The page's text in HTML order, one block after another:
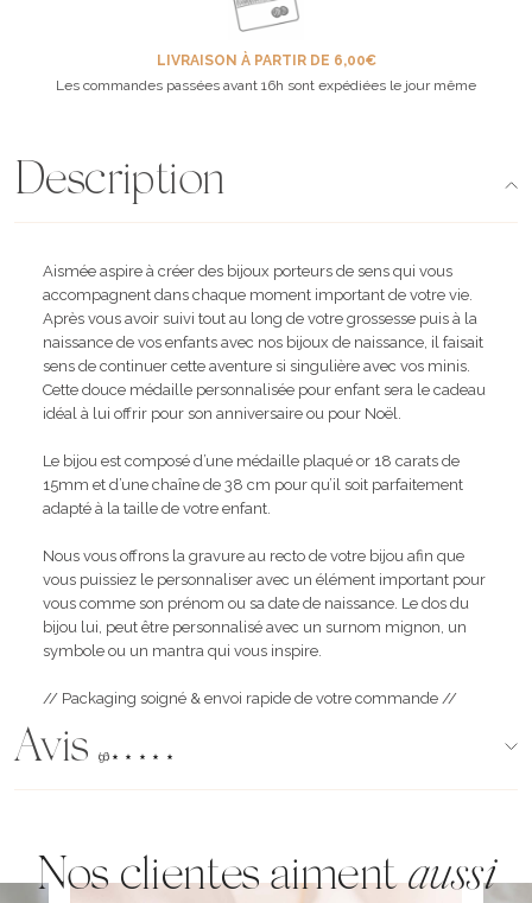
LIVRAISON À PARTIR DE 6,00€
Les commandes passées avant 16h sont expédiées le jour même
Description
Aismée aspire à créer des bijoux porteurs de sens qui vous
accompagnent dans chaque moment important de votre vie.
Après vous avoir suivi tout au long de votre grossesse puis à la
naissance de vos enfants avec nos bijoux de naissance, il faisait
sens de continuer cette aventure si singulière avec vos minis.
Cette douce médaille personnalisée pour enfant sera le cadeau
idéal à lui offrir pour son anniversaire ou pour Noël.
Le bijou est composé d’une médaille plaqué or 18 carats de
15mm et d’une chaîne de 38 cm pour qu’il soit parfaitement
adapté à la taille de votre enfant.
Nous vous offrons la gravure au recto de votre bijou afin que
vous puissiez le personnaliser avec un élément important pour
vous comme son prénom ou sa date de naissance. Le dos du
bijou lui, peut être personnalisé avec un surnom mignon, un
symbole ou un mantra qui vous inspire.
// Packaging soigné & envoi rapide de votre commande //
Avis (96)
Nos clientes aimentaussi